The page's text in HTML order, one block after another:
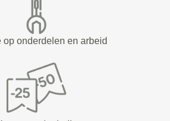
op onderdelen en arbeid